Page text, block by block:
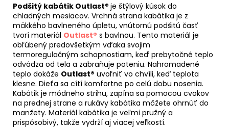
Podšitý kabátik Outlast® je štýlový kúsok do
chladných mesiacov. Vrchná strana kabátika je z
mäkkého bavlneného úpletu, vnútornú podšitú časť
tvorí materiál Outlast® s bavlnou. Tento materiál je
obľúbený predovšetkým vďaka svojim
termoregulačným schopnostiam, keď prebytočné teplo
odvádza od tela a zabraňuje poteniu. Nahromadené
teplo dokáže Outlast® uvoľniť vo chvíli, keď teplota
klesne. Dieťa sa cítí komfortne po celú dobu nosenia.
Kabátik je módneho strihu, zapína sa pomocou cvokov
na prednej strane a rukávy kabátika môžete ohrnúť do
manžety. Materiál kabátika je veľmi pružný a
prispôsobivý, takže vydrží aj viacej veľkostí.